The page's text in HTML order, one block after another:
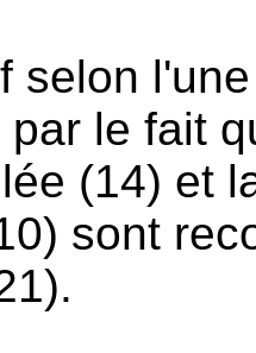
selon
le fait
(14) et
sont